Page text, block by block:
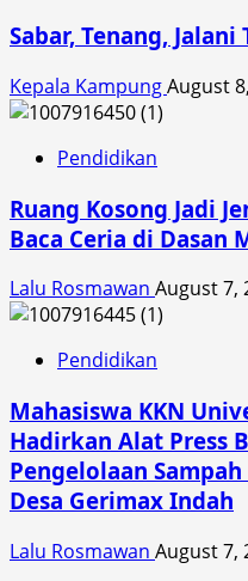
Sabar, Tenang, Jalani
Kepala KampungAugust
Pendidikan
Ruang Kosong Jadi
Baca Ceria di Dasan
Lalu Rosmawan August 7,
Pendidikan
Mahasiswa KKN
Hadirkan Alat Press
Pengelolaan
Desa Gerimax Indah
Lalu Rosmawan August 7,